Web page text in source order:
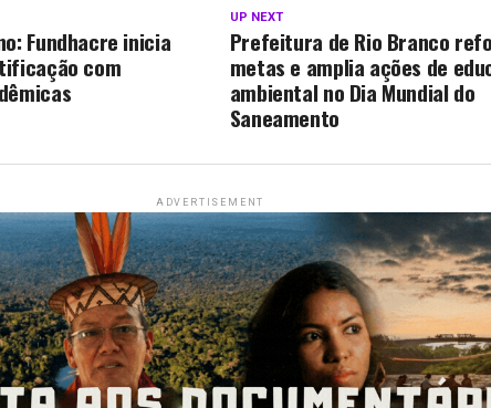
UP NEXT
Prefeitura de Rio Branco
metas e amplia ações de
ambiental no Dia Mundial do
Saneamento
Fundhacre inicia
com
ADVERTISEMENT